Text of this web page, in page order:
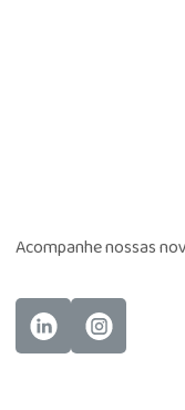
Acompanhe nossas